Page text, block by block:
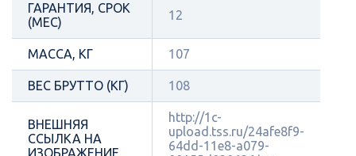
ГАРАНТИЯ, СРОК
(МЕС)
12
МАССА, КГ 107
ВЕС БРУТТО (КГ) 108
ВНЕШНЯЯ
ССЫЛКА НА
ИЗОБРАЖЕНИЕ
http://1c-
upload.tss.ru/24afe8f9-
64dd-11e8-a079-